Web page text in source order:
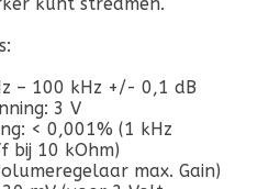
– 100 kHz +/- 0,1 dB
3 V
< 0,001% (1 kHz
bij 10 kOhm)
max. Gain)